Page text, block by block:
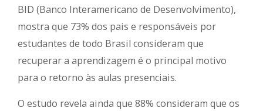
BID (Banco Interamericano de Desenvolvimento),
mostra que 73% dos pais e responsáveis por
estudantes de todo Brasil consideram que
recuperar a aprendizagem é o principal motivo
para o retorno às aulas presenciais.
O estudo revela ainda que 88% consideram que os